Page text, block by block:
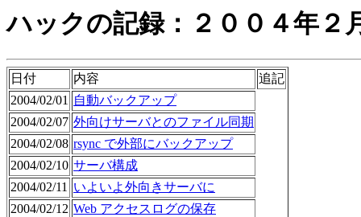
ハックの記録：２００４年２
日付 内容
追記
2004/02/01 自動バックアップ
2004/02/07 外向けサーバとのファイル同期
2004/02/08 rsync で外部にバックアップ
2004/02/10 サーバ構成
2004/02/11 いよいよ外向きサーバに
2004/02/12 Web アクセスログの保存